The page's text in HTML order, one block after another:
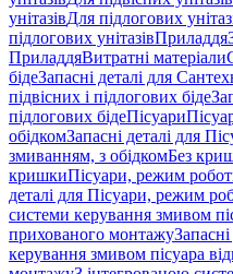
унітазівДля підлогових
підлогових унітазівПриладдя
ПриладдяВитратні матеріали
бідеЗапасні деталі для
підвісних і підлогових біде
підлогових бідеПісуари
обідкомЗапасні деталі для
змиванням, з обідкомБез
кришкиПісуари, режим
деталі для Пісуари, режим
системи керування змивом
прихованого монтажу
керування змивом пісуара